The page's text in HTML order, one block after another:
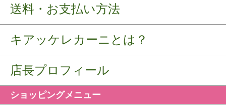
送料・お支払い方法
キアッケレカーニとは？
店長プロフィール
ショッピングメニュー